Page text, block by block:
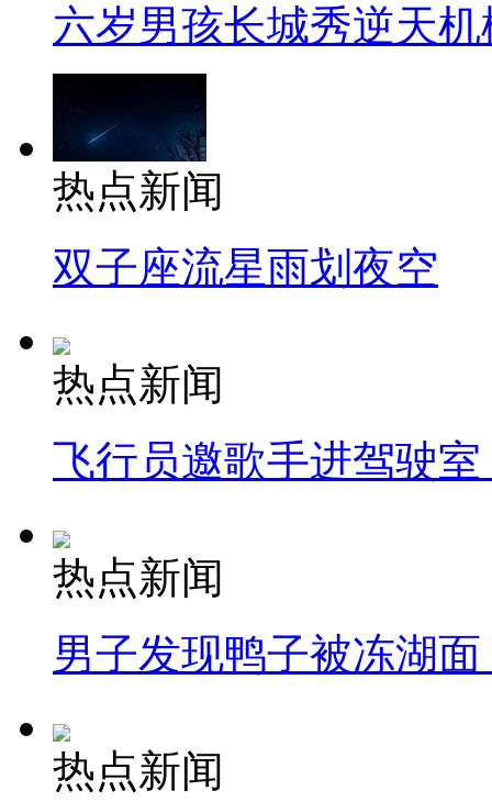
六岁男孩长城秀逆天机
热点新闻
双子座流星雨划夜空
热点新闻
飞行员邀歌手进驾驶
热点新闻
男子发现鸭子被冻湖
热点新闻